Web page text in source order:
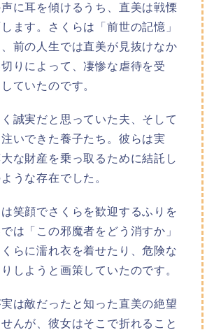
に耳を傾けるうち、直美は戦慄
ます。さくらは「前世の記憶」
前の人生では直美が見抜けなか
りによって、凄惨な虐待を受
ていたのです。
誠実だと思っていた夫、そして
いできた養子たち。彼らは実
な財産を乗っ取るために結託し
うな存在でした。
笑顔でさくらを歓迎するふりを
は「この邪魔者をどう消すか」
らに濡れ衣を着せたり、危険な
しようと画策していたのです。
は敵だったと知った直美の絶望
んが、彼女はそこで折れること